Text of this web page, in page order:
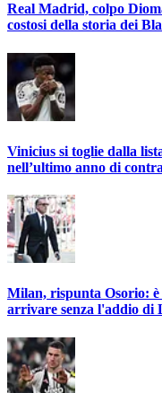
Real Madrid, colpo
costosi della storia dei
Vinicius si toglie dalla
nell’ultimo anno di
Milan, rispunta Osorio:
arrivare senza l'addio di